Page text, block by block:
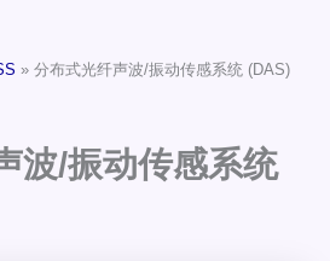
分布式光纤声波/振动传感系统 (DAS)
波/振动传感系统